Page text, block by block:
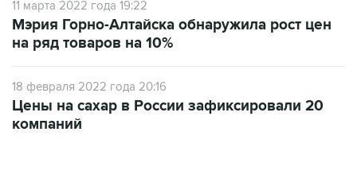
на ряд товаров на 10%
18 февраля 2022 года 20:16
компаний